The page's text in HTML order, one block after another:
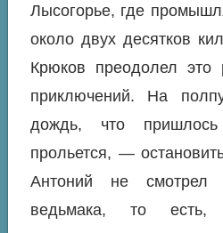
Лысогорье, где
около двух десятков
Крюков преодолел это
приключений. На
дождь, что
прольется, —
Антоний не
ведьмака, то